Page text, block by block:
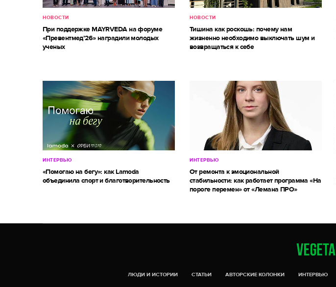
НОВОСТИ
При поддержке MAYRVEDA на форуме
«Превентмед’26» наградили молодых
ученых
НОВОСТИ
Тишина как роскошь: почему нам
жизненно необходимо выключать шум и
возвращаться к себе
ИНТЕРВЬЮ
«Помогаю на бегу»: как Lamoda
объединила спорт и благотворительность
ИНТЕРВЬЮ
От ремонта к эмоциональной
стабильности: как работает программа «На
пороге перемен» от «Лемана ПРО»
ЛЮДИ И ИСТОРИИ СТАТЬИ АВТОРСКИЕ КОЛОНКИ ИНТЕРВЬЮ